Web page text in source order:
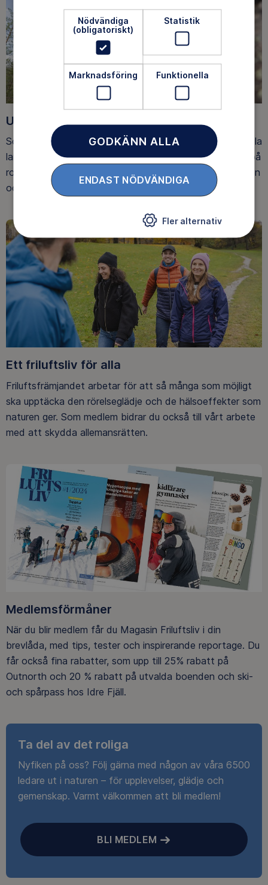
Upptäck nya äventyr
Som medlem har du tillgång till alla våra äventyr, över hela
landet. Våra ideella ledare guidar barn, unga och vuxna på
roliga och trygga äventyr i skogen, på vattnet, snön, isen
och på fjället.
Ett friluftsliv för alla
Friluftsfrämjandet arbetar för att så många som möjligt
ska upptäcka den rörelseglädje och de hälsoeffekter som
naturen ger. Som medlem bidrar du också till vårt arbete
med att skydda allemansrätten.
Medlemsförmåner
När du blir medlem får du Magasin Friluftsliv i din
brevlåda, med tips, tester och inspirerande reportage. Du
får också fina rabatter, som upp till 25% rabatt på
Outnorth och 20 % rabatt på utvalda boenden och ski-
och spårpass hos Idre Fjäll.
Ta del av det roliga
Nyfiken på oss? Följ gärna med någon av våra 6500
ledare ut i naturen – för upplevelser, glädje och
gemenskap. Varmt välkommen att bli medlem!
BLI MEDLEM
Nödvändiga
(obligatoriskt)
Statistik
Marknadsföring Funktionella
GODKÄNN ALLA
ENDAST NÖDVÄNDIGA
Fler alternativ